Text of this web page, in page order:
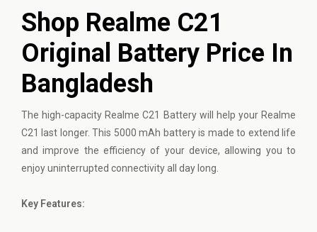
Shop Realme C21
Original Battery Price In
Bangladesh
The high-capacity Realme C21 Battery will help your Realme
C21 last longer. This 5000 mAh battery is made to extend life
and improve the efficiency of your device, allowing you to
enjoy uninterrupted connectivity all day long.
Key Features: